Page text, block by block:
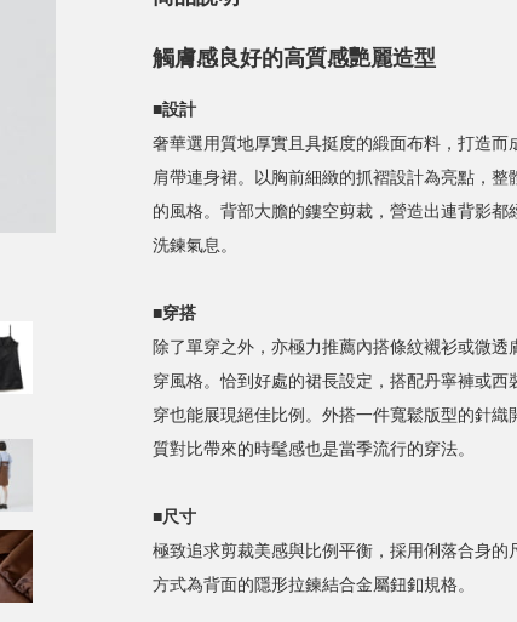
觸膚感良好的高質感艷麗造型
■設計
奢華選用質地厚實且具挺度的緞面布料，打造而
肩帶連身裙。以胸前細緻的抓褶設計為亮點，整
的風格。背部大膽的鏤空剪裁，營造出連背影都
洗鍊氣息。
■穿搭
除了單穿之外，亦極力推薦內搭條紋襯衫或微透
穿風格。恰到好處的裙長設定，搭配丹寧褲或西
穿也能展現絕佳比例。外搭一件寬鬆版型的針織
質對比帶來的時髦感也是當季流行的穿法。
■尺寸
極致追求剪裁美感與比例平衡，採用俐落合身的
方式為背面的隱形拉鍊結合金屬鈕釦規格。